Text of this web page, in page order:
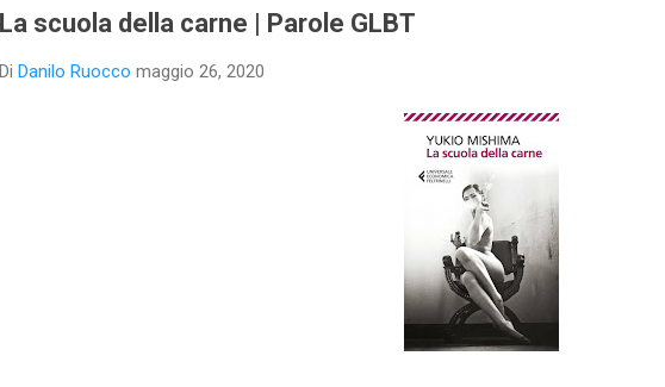
La scuola della carne | Parole GLBT
Di Danilo Ruocco maggio 26, 2020